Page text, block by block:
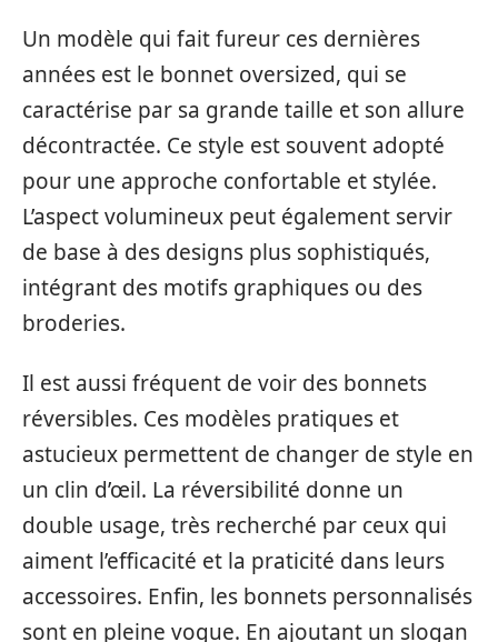
Un modèle qui fait fureur ces dernières
années est le bonnet oversized, qui se
caractérise par sa grande taille et son allure
décontractée. Ce style est souvent adopté
pour une approche confortable et stylée.
L’aspect volumineux peut également servir
de base à des designs plus sophistiqués,
intégrant des motifs graphiques ou des
broderies.
Il est aussi fréquent de voir des bonnets
réversibles. Ces modèles pratiques et
astucieux permettent de changer de style en
un clin d’œil. La réversibilité donne un
double usage, très recherché par ceux qui
aiment l’efficacité et la praticité dans leurs
accessoires. Enfin, les bonnets personnalisés
sont en pleine vogue. En ajoutant un slogan